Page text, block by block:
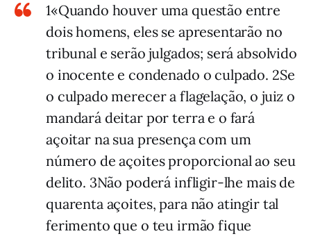
1«Quando houver uma questão entre
dois homens, eles se apresentarão no
tribunal e serão julgados; será absolvido
o inocente e condenado o culpado. 2Se
o culpado merecer a flagelação, o juiz o
mandará deitar por terra e o fará
açoitar na sua presença com um
número de açoites proporcional ao seu
delito. 3Não poderá infligir-lhe mais de
quarenta açoites, para não atingir tal
ferimento que o teu irmão fique